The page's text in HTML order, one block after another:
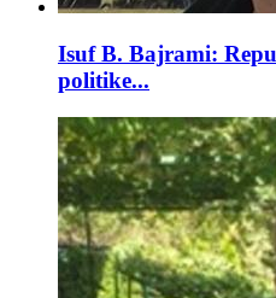
Isuf B. Bajrami:
politike...